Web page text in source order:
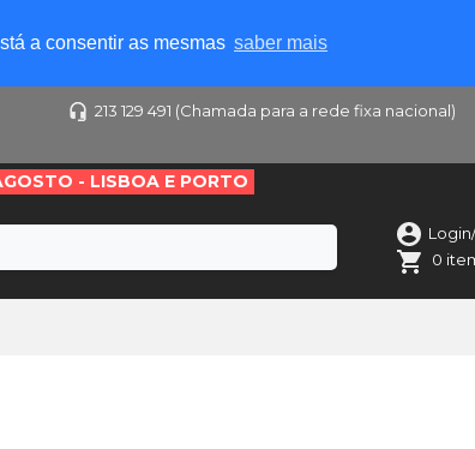
a consentir as mesmas saber mais
213 129 491 (Chamada para a rede fixa nacional)
- LISBOA E PORTO
0